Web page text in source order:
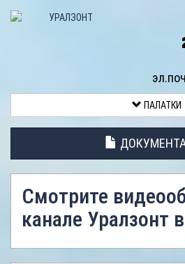
ТОВАРА
ПАЛАТОК
АНТИДОЖДЕВЫЕ
ТЕНТЫ
ПАЛАТКИ
Смотрите
канале Уралзонт